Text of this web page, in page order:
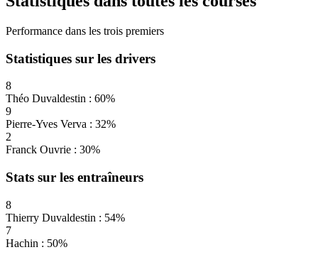
Performance dans les trois premiers
Statistiques sur les drivers
8
Théo Duvaldestin : 60%
9
Pierre-Yves Verva : 32%
2
Franck Ouvrie : 30%
Stats sur les entraîneurs
8
Thierry Duvaldestin : 54%
7
Hachin : 50%